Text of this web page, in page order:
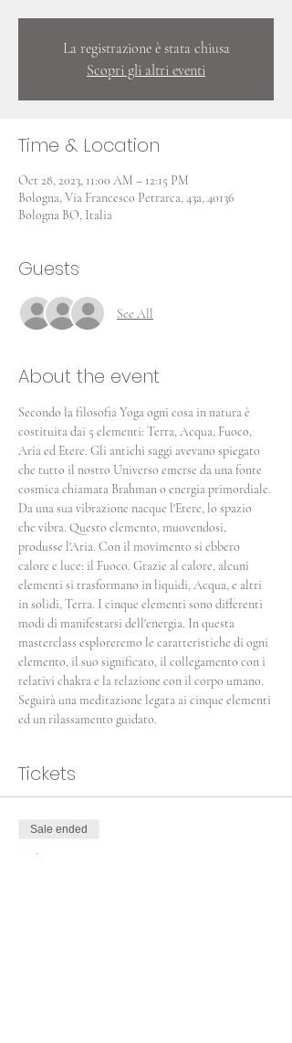
La registrazione è stata chiusa
Scopri gli altri eventi
Time & Location
Oct 28, 2023, 11:00 AM – 12:15 PM
Bologna, Via Francesco Petrarca, 43a, 40136
Bologna BO, Italia
Guests
See All
About the event
Secondo la filosofia Yoga ogni cosa in natura è
costituita dai 5 elementi: Terra, Acqua, Fuoco,
Aria ed Etere. Gli antichi saggi avevano spiegato
che tutto il nostro Universo emerse da una fonte
cosmica chiamata Brahman o energia primordiale.
Da una sua vibrazione nacque l'Etere, lo spazio
che vibra. Questo elemento, muovendosi,
produsse l'Aria. Con il movimento si ebbero
calore e luce: il Fuoco. Grazie al calore, alcuni
elementi si trasformano in liquidi, Acqua, e altri
in solidi, Terra. I cinque elementi sono differenti
modi di manifestarsi dell'energia. In questa
masterclass esploreremo le caratteristiche di ogni
elemento, il suo significato, il collegamento con i
relativi chakra e la relazione con il corpo umano.
Seguirà una meditazione legata ai cinque elementi
ed un rilassamento guidato.
Tickets
Sale ended
Ticket type